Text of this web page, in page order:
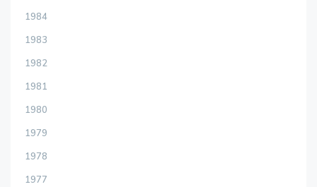
1984
1983
1982
1981
1980
1979
1978
1977